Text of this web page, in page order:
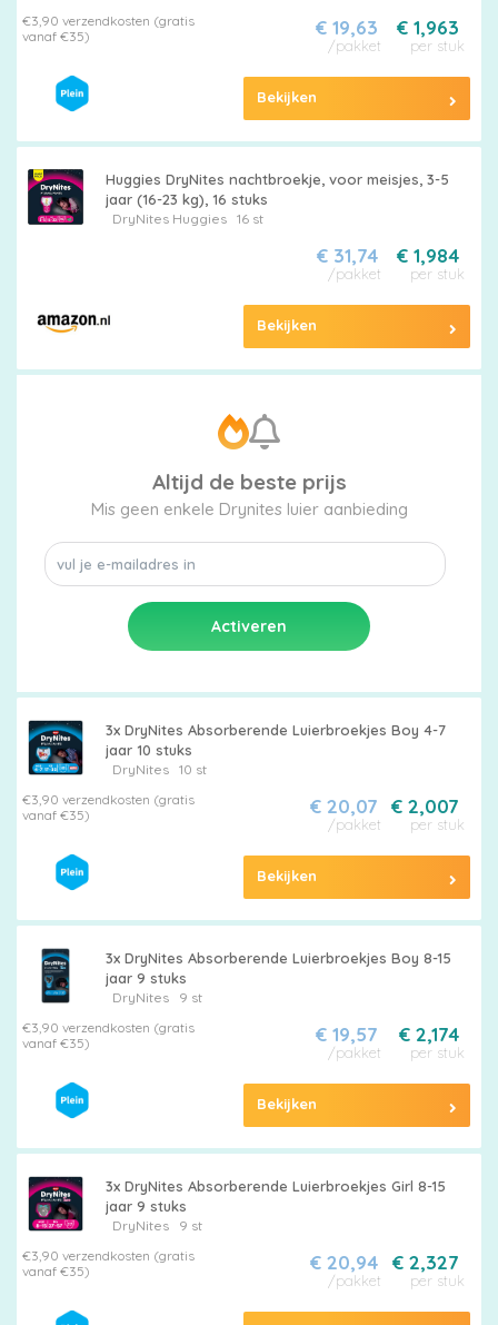
€3,90 verzendkosten (gratis
vanaf €35)
€ 1,963
per stuk
€ 19,63
/pakket
Bekijken
Huggies DryNites nachtbroekje, voor meisjes, 3-5
jaar (16-23 kg), 16 stuks
DryNites Huggies 16 st
€ 1,984
per stuk
€ 31,74
/pakket
Bekijken
Altijd de beste prijs
Mis geen enkele Drynites luier aanbieding
3x DryNites Absorberende Luierbroekjes Boy 4-7
jaar 10 stuks
DryNites
10 st
€3,90 verzendkosten (gratis
vanaf €35)
€ 2,007
per stuk
€ 20,07
/pakket
Bekijken
3x DryNites Absorberende Luierbroekjes Boy 8-15
jaar 9 stuks
DryNites
9 st
€3,90 verzendkosten (gratis
vanaf €35)
€ 2,174
per stuk
€ 19,57
/pakket
Bekijken
3x DryNites Absorberende Luierbroekjes Girl 8-15
jaar 9 stuks
DryNites
9 st
€3,90 verzendkosten (gratis
vanaf €35)
€ 2,327
per stuk
€ 20,94
/pakket